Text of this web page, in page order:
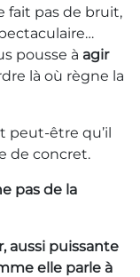
fait pas de bruit,
pousse à agir
là où règne la
peut-être qu’il
de concret.
pas de la
aussi puissante
elle parle à